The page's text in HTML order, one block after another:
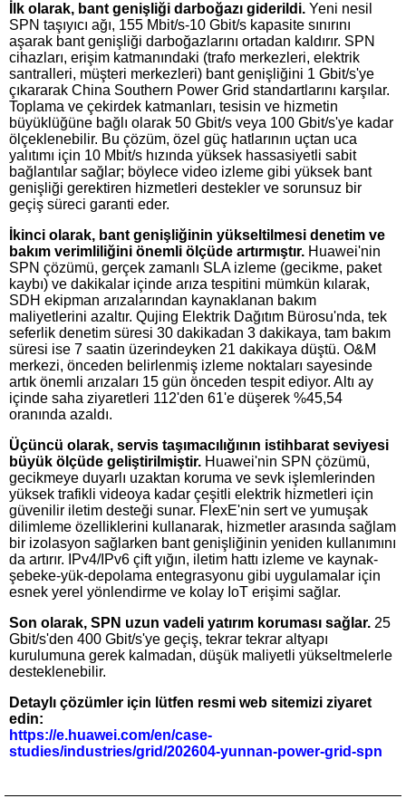
İlk olarak, bant genişliği darboğazı giderildi. Yeni nesil
SPN taşıyıcı ağı, 155 Mbit/s-10 Gbit/s kapasite sınırını
aşarak bant genişliği darboğazlarını ortadan kaldırır. SPN
cihazları, erişim katmanındaki (trafo merkezleri, elektrik
santralleri, müşteri merkezleri) bant genişliğini 1 Gbit/s'ye
çıkararak China Southern Power Grid standartlarını karşılar.
Toplama ve çekirdek katmanları, tesisin ve hizmetin
büyüklüğüne bağlı olarak 50 Gbit/s veya 100 Gbit/s'ye kadar
ölçeklenebilir. Bu çözüm, özel güç hatlarının uçtan uca
yalıtımı için 10 Mbit/s hızında yüksek hassasiyetli sabit
bağlantılar sağlar; böylece video izleme gibi yüksek bant
genişliği gerektiren hizmetleri destekler ve sorunsuz bir
geçiş süreci garanti eder.
İkinci olarak, bant genişliğinin yükseltilmesi denetim ve
bakım verimliliğini önemli ölçüde artırmıştır. Huawei'nin
SPN çözümü, gerçek zamanlı SLA izleme (gecikme, paket
kaybı) ve dakikalar içinde arıza tespitini mümkün kılarak,
SDH ekipman arızalarından kaynaklanan bakım
maliyetlerini azaltır. Qujing Elektrik Dağıtım Bürosu'nda, tek
seferlik denetim süresi 30 dakikadan 3 dakikaya, tam bakım
süresi ise 7 saatin üzerindeyken 21 dakikaya düştü. O&M
merkezi, önceden belirlenmiş izleme noktaları sayesinde
artık önemli arızaları 15 gün önceden tespit ediyor. Altı ay
içinde saha ziyaretleri 112'den 61'e düşerek %45,54
oranında azaldı.
Üçüncü olarak, servis taşımacılığının istihbarat seviyesi
büyük ölçüde geliştirilmiştir. Huawei'nin SPN çözümü,
gecikmeye duyarlı uzaktan koruma ve sevk işlemlerinden
yüksek trafikli videoya kadar çeşitli elektrik hizmetleri için
güvenilir iletim desteği sunar. FlexE'nin sert ve yumuşak
dilimleme özelliklerini kullanarak, hizmetler arasında sağlam
bir izolasyon sağlarken bant genişliğinin yeniden kullanımını
da artırır. IPv4/IPv6 çift yığın, iletim hattı izleme ve kaynak-
şebeke-yük-depolama entegrasyonu gibi uygulamalar için
esnek yerel yönlendirme ve kolay IoT erişimi sağlar.
Son olarak, SPN uzun vadeli yatırım koruması sağlar. 25
Gbit/s'den 400 Gbit/s'ye geçiş, tekrar tekrar altyapı
kurulumuna gerek kalmadan, düşük maliyetli yükseltmelerle
desteklenebilir.
Detaylı çözümler için lütfen resmi web sitemizi ziyaret
edin:
https://e.huawei.com/en/case-
studies/industries/grid/202604-yunnan-power-grid-spn